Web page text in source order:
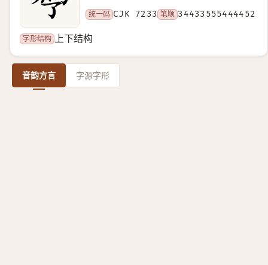
统一码 CJK 7233 笔顺 34433555444452
字形结构 上下结构
音韵方言 字源字形